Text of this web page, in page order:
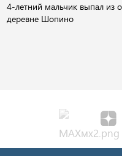
4-летний мальчик выпал из
деревне Шопино